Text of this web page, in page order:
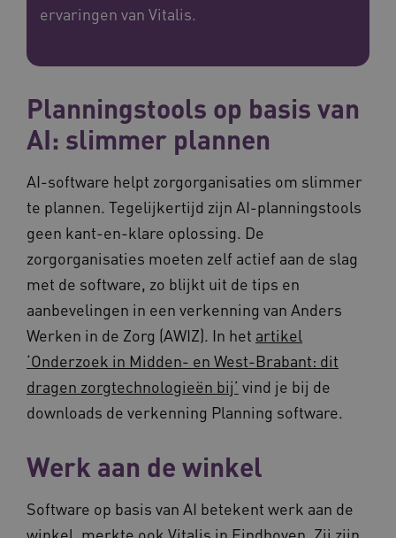
ervaringen van Vitalis.
Planningstools op basis van
AI: slimmer plannen
AI-software helpt zorgorganisaties om slimmer
te plannen. Tegelijkertijd zijn AI-planningstools
geen kant-en-klare oplossing. De
zorgorganisaties moeten zelf actief aan de slag
met de software, zo blijkt uit de tips en
aanbevelingen in een verkenning van Anders
Werken in de Zorg (AWIZ). In het artikel
‘Onderzoek in Midden- en West-Brabant: dit
dragen zorgtechnologieën bij’ vind je bij de
downloads de verkenning Planning software.
Werk aan de winkel
Software op basis van AI betekent werk aan de